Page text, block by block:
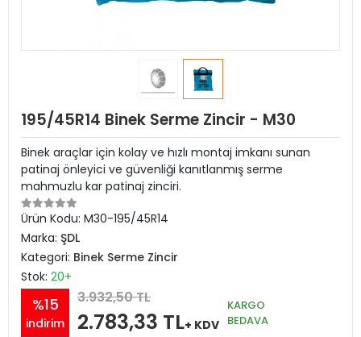
195/45R14 Binek Serme Zincir - M30
Binek araçlar için kolay ve hızlı montaj imkanı sunan
patinaj önleyici ve güvenliği kanıtlanmış serme
mahmuzlu kar patinaj zinciri.
Ürün Kodu: M30-195/45R14
Marka: ŞDL
Kategori: Binek Serme Zincir
Stok: 20+
%15
indirim
3.932,50 TL
2.783,33 TL+ KDV
KARGO
BEDAVA